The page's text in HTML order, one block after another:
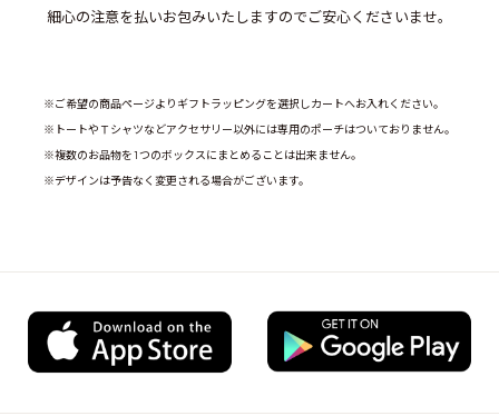
細心の注意を払いお包みいたしますのでご安心くださいませ。
※ご希望の商品ページよりギフトラッピングを選択しカートへお入れください。
※トートやＴシャツなどアクセサリー以外には専用のポーチはついておりません。
※複数のお品物を1つのボックスにまとめることは出来ません。
※デザインは予告なく変更される場合がございます。